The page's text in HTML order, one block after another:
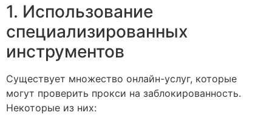
1. Использование
специализированных
инструментов
Существует множество онлайн-услуг, которые
могут проверить прокси на заблокированность.
Некоторые из них: